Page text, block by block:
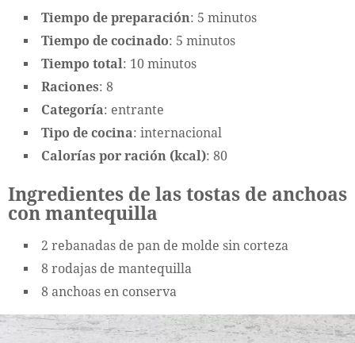
Tiempo de preparación: 5 minutos
Tiempo de cocinado: 5 minutos
Tiempo total : 10 minutos
Raciones: 8
Categoría: entrante
Tipo de cocina: internacional
Calorías por ración (kcal): 80
Ingredientes de las tostas de anchoas
con mantequilla
2 rebanadas de pan de molde sin corteza
8 rodajas de mantequilla
8 anchoas en conserva